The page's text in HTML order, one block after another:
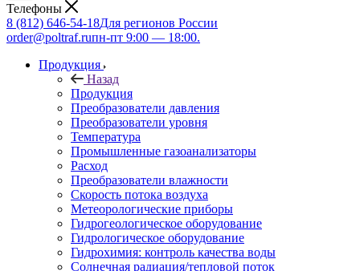
Телефоны
8 (812) 646-54-18Для регионов России
order@poltraf.ruпн-пт 9:00 — 18:00.
Продукция
Назад
Продукция
Преобразователи давления
Преобразователи уровня
Температура
Промышленные газоанализаторы
Расход
Преобразователи влажности
Скорость потока воздуха
Метеорологические приборы
Гидрогеологическое оборудование
Гидрологическое оборудование
Гидрохимия: контроль качества воды
Солнечная радиация/тепловой поток